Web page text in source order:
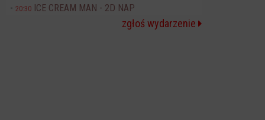
20:30 ICE CREAM MAN - 2D NAP
zgłoś wydarzenie